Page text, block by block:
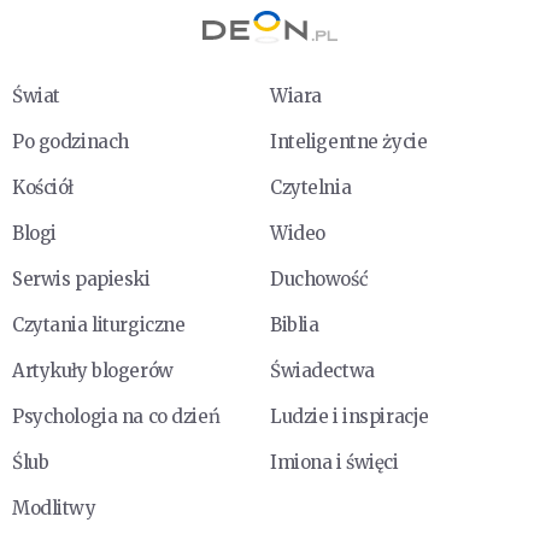
Świat
Wiara
Po godzinach
Inteligentne życie
Kościół
Czytelnia
Blogi
Wideo
Serwis papieski
Duchowość
Czytania liturgiczne
Biblia
Artykuły blogerów
Świadectwa
Psychologia na co dzień
Ludzie i inspiracje
Ślub
Imiona i święci
Modlitwy